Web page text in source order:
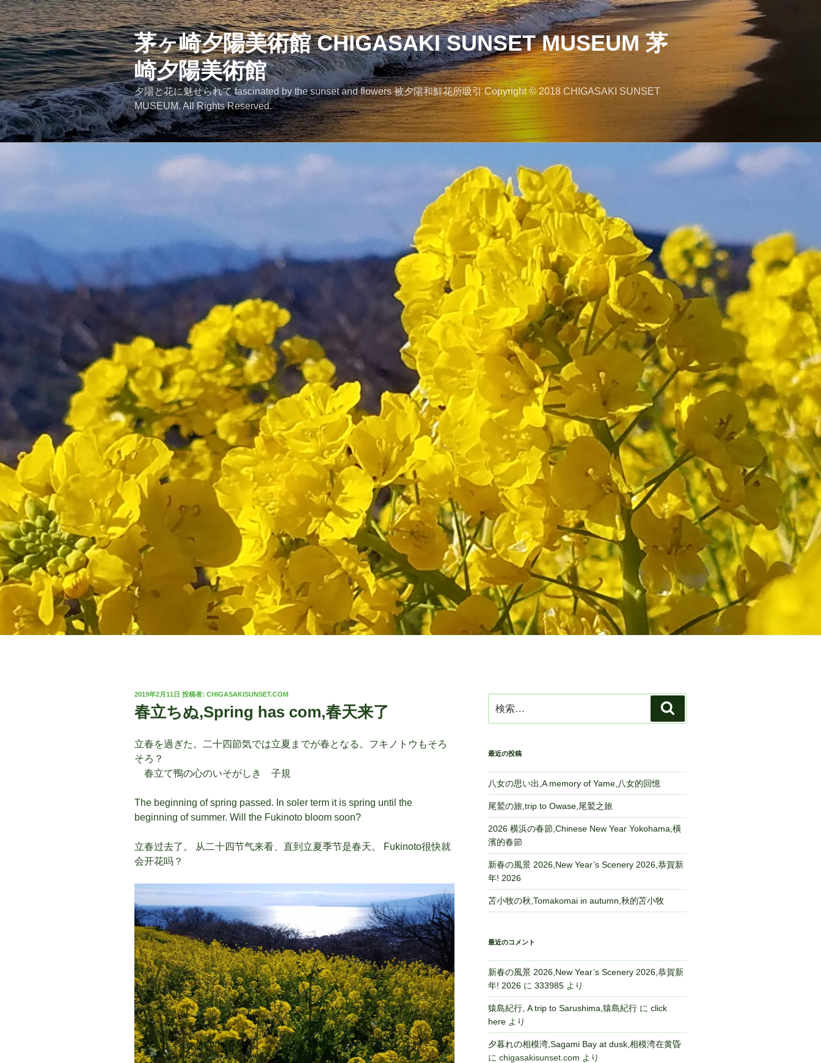
コ
ン
テ
ン
ツ
へ
ス
キ
ッ
プ
茅ヶ崎夕陽美術館 CHIGASAKI SUNSET MUSEUM 茅
崎夕陽美術館
夕陽と花に魅せられて fascinated by the sunset and flowers 被夕陽和鮮花所吸引 Copyright © 2018 CHIGASAKI SUNSET
MUSEUM. All Rights Reserved.
投
日:
2019年2月11日 投稿者: CHIGASAKISUNSET.COM
春立ちぬ,Spring has com,春天来了
立春を過ぎた。二十四節気では立夏までが春となる。フキノトウもそろ
そろ？
春立て鴨の心のいそがしき 子規
The beginning of spring passed. In soler term it is spring until the
beginning of summer. Will the Fukinoto bloom soon?
立春过去了。 从二十四节气来看、直到立夏季节是春天。 Fukinoto很快就
会开花吗？
索:
索
最近の投稿
八女の思い出,A memory of Yame,八女的回憶
尾鷲の旅,trip to Owase,尾鷲之旅
2026 横浜の春節,Chinese New Year Yokohama,橫
濱的春節
新春の風景 2026,New Year’s Scenery 2026,恭賀新
年! 2026
苫小牧の秋,Tomakomai in autumn,秋的苫小牧
最近のコメント
新春の風景 2026,New Year’s Scenery 2026,恭賀新
年! 2026に 333985より
猿島紀行, A trip to Sarushima,猿島紀行に click
hereより
夕暮れの相模湾,Sagami Bay at dusk,相模湾在黄昏
に chigasakisunset.com より